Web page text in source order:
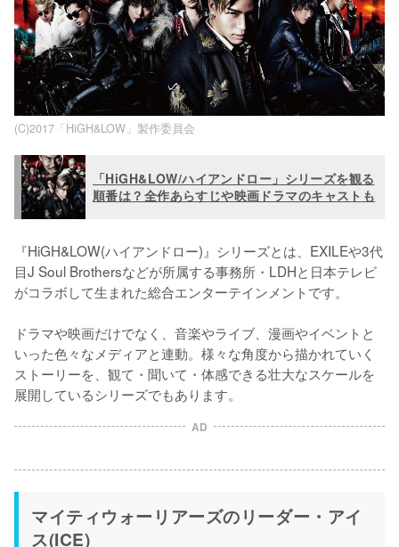
(C)2017「HiGH&LOW」製作委員会
「HiGH&LOW/ハイアンドロー」シリーズを観る
順番は？全作あらすじや映画ドラマのキャストも
『HiGH&LOW(ハイアンドロー)』シリーズとは、EXILEや3代
目J Soul Brothersなどが所属する事務所・LDHと日本テレビ
がコラボして生まれた総合エンターテインメントです。
ドラマや映画だけでなく、音楽やライブ、漫画やイベントと
いった色々なメディアと連動。様々な角度から描かれていく
ストーリーを、観て・聞いて・体感できる壮大なスケールを
展開しているシリーズでもあります。
AD
マイティウォーリアーズのリーダー・アイ
ス(ICE)